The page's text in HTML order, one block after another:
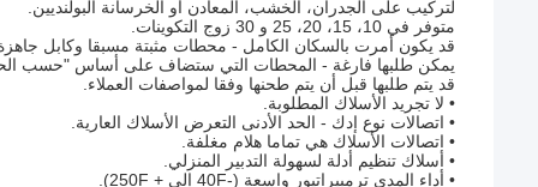
لتركيب على الجدران، الخشب، المعادن أو الخرسانة البولنديين.
متوفر في 10، 15، 20، 25 و 30 زوج التكوينات.
قد يكون أمرت بالسكان الكامل - محطات مثبتة مسبقا وكابل
يمكن طلبها فارغة - المحطات التي ستضاف على أساس "حسب
قد يتم طلبها قبل أن يتم طحنها وفقا لمواصفات العملاء.
• لا تجريد الأسلاك المطلوبة.
• اتصالات نوع إدك - الحد الأدنى التعرض الأسلاك العارية.
• اتصالات الأسلاك هي تماما هلام مغلفة.
• أسلاك تنظيم أدلة لسهولة التدبير المنزلي.
• أداء المدى ترمبيراتيور واسعة (-40F إلى + 250F).